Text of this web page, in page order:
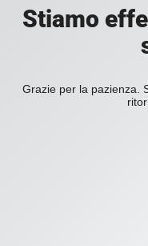
Stiamo
Grazie per la pazienza.